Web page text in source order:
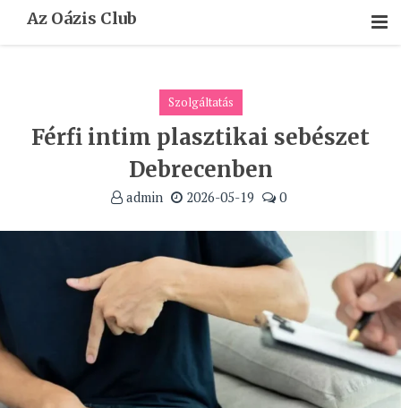
Az Oázis Club
Szolgáltatás
Férfi intim plasztikai sebészet
Debrecenben
admin 2026-05-19 0